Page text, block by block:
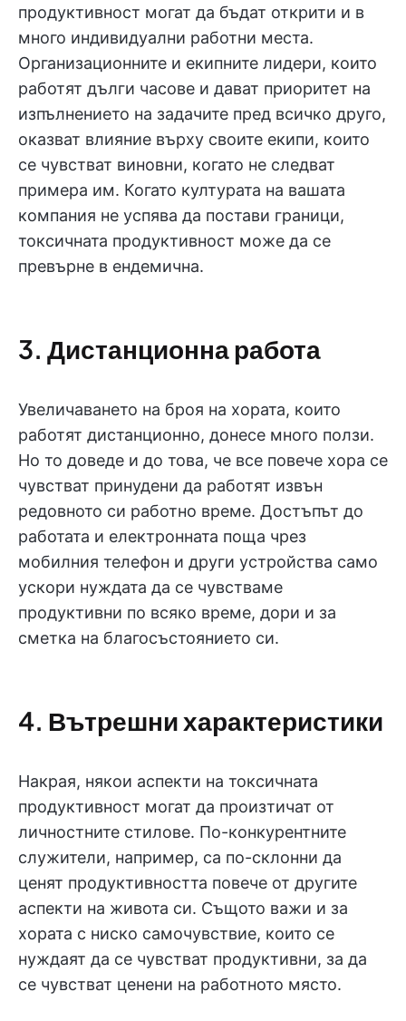
продуктивност могат да бъдат открити и в
много индивидуални работни места.
Организационните и екипните лидери, които
работят дълги часове и дават приоритет на
изпълнението на задачите пред всичко друго,
оказват влияние върху своите екипи, които
се чувстват виновни, когато не следват
примера им. Когато културата на вашата
компания не успява да постави граници,
токсичната продуктивност може да се
превърне в ендемична.
3. Дистанционна работа
Увеличаването на броя на хората, които
работят дистанционно, донесе много ползи.
Но то доведе и до това, че все повече хора се
чувстват принудени да работят извън
редовното си работно време. Достъпът до
работата и електронната поща чрез
мобилния телефон и други устройства само
ускори нуждата да се чувстваме
продуктивни по всяко време, дори и за
сметка на благосъстоянието си.
4. Вътрешни характеристики
Накрая, някои аспекти на токсичната
продуктивност могат да произтичат от
личностните стилове. По-конкурентните
служители, например, са по-склонни да
ценят продуктивността повече от другите
аспекти на живота си. Същото важи и за
хората с ниско самочувствие, които се
нуждаят да се чувстват продуктивни, за да
се чувстват ценени на работното място.